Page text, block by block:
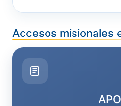
Accesos misionales
APO